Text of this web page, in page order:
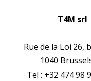
T4M srl
Rue de la Loi 26,
1040
Tel : +32 474 98